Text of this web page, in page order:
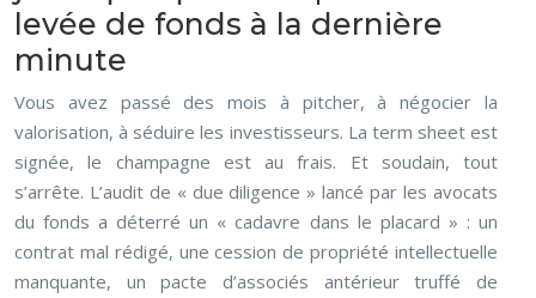
levée de fonds à la dernière
minute
Vous avez passé des mois à pitcher, à négocier la
valorisation, à séduire les investisseurs. La term sheet est
signée, le champagne est au frais. Et soudain, tout
s’arrête. L’audit de « due diligence » lancé par les avocats
du fonds a déterré un « cadavre dans le placard » : un
contrat mal rédigé, une cession de propriété intellectuelle
manquante, un pacte d’associés antérieur truffé de